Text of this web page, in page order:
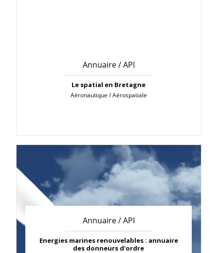
Annuaire / API
Le spatial en Bretagne
Aéronautique / Aérospatiale
Annuaire / API
Energies marines renouvelables : annuaire
des donneurs d'ordre